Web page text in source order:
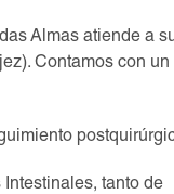
Almas atiende a
Contamos con un
tanto de